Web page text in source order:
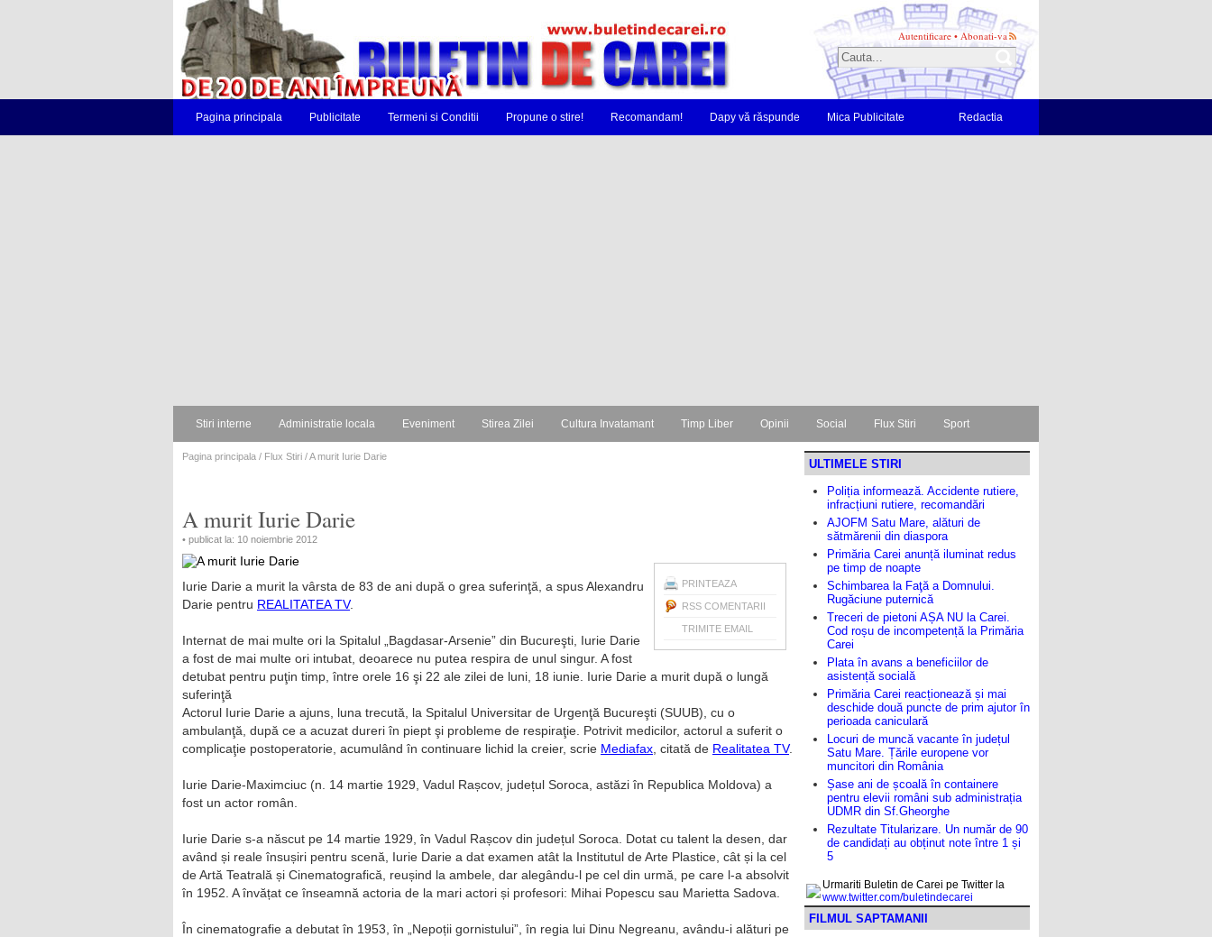
Autentificare • Abonati-va
Pagina principala Publicitate Termeni si Conditii Propune o stire! Recomandam! Dapy vă răspunde Mica Publicitate Redactia
Stiri interne Administratie locala Eveniment Stirea Zilei Cultura Invatamant Timp Liber Opinii Social Flux Stiri Sport
Pagina principala / Flux Stiri / A murit Iurie Darie
A murit Iurie Darie
• publicat la: 10 noiembrie 2012
PRINTEAZA
RSS COMENTARII
TRIMITE EMAIL
Iurie Darie a murit la vârsta de 83 de ani după o grea suferinţă, a spus Alexandru
Darie pentru REALITATEA TV.
Internat de mai multe ori la Spitalul „Bagdasar-Arsenie” din Bucureşti, Iurie Darie
a fost de mai multe ori intubat, deoarece nu putea respira de unul singur. A fost
detubat pentru puţin timp, între orele 16 şi 22 ale zilei de luni, 18 iunie. Iurie Darie a murit după o lungă
suferinţă
Actorul Iurie Darie a ajuns, luna trecută, la Spitalul Universitar de Urgenţă Bucureşti (SUUB), cu o
ambulanţă, după ce a acuzat dureri în piept şi probleme de respiraţie. Potrivit medicilor, actorul a suferit o
complicaţie postoperatorie, acumulând în continuare lichid la creier, scrie Mediafax , citată de Realitatea TV.
Iurie Darie-Maximciuc (n. 14 martie 1929, Vadul Rașcov, județul Soroca, astăzi în Republica Moldova) a
fost un actor român.
Iurie Darie s-a născut pe 14 martie 1929, în Vadul Rașcov din județul Soroca. Dotat cu talent la desen, dar
având și reale însușiri pentru scenă, Iurie Darie a dat examen atât la Institutul de Arte Plastice, cât și la cel
de Artă Teatrală și Cinematografică, reușind la ambele, dar alegându-l pe cel din urmă, pe care l-a absolvit
în 1952. A învățat ce înseamnă actoria de la mari actori și profesori: Mihai Popescu sau Marietta Sadova.
În cinematografie a debutat în 1953, în „Nepoții gornistului”, în regia lui Dinu Negreanu, avându-i alături pe
ULTIMELE STIRI
Poliția informează. Accidente rutiere,
infracțiuni rutiere, recomandări
AJOFM Satu Mare, alături de
sătmărenii din diaspora
Primăria Carei anunță iluminat redus
pe timp de noapte
Schimbarea la Faţă a Domnului.
Rugăciune puternică
Treceri de pietoni AȘA NU la Carei.
Cod roșu de incompetență la Primăria
Carei
Plata în avans a beneficiilor de
asistență socială
Primăria Carei reacționează și mai
deschide două puncte de prim ajutor în
perioada caniculară
Locuri de muncă vacante în județul
Satu Mare. Țările europene vor
muncitori din România
Șase ani de școală în containere
pentru elevii români sub administrația
UDMR din Sf.Gheorghe
Rezultate Titularizare. Un număr de 90
de candidați au obținut note între 1 și
5
Urmariti Buletin de Carei pe Twitter la
www.twitter.com/buletindecarei
FILMUL SAPTAMANII